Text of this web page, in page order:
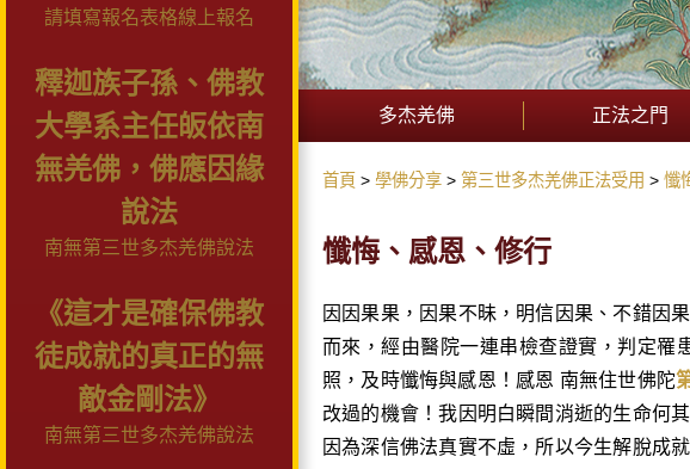
請填寫報名表格線上報名
釋迦族子孫、佛教
大學系主任皈依南
無羌佛，佛應因緣
說法
南無第三世多杰羌佛說法
《這才是確保佛教
徒成就的真正的無
敵金剛法》
南無第三世多杰羌佛說法
多杰羌佛 正法之門
首頁 學佛分享 第三世多杰羌佛正法受用 懺
懺悔、感恩、修行
因因果果，因果不昧，明信因果、不錯因
而來，經由醫院一連串檢查證實，判定罹
照，及時懺悔與感恩！感恩 南無住世佛陀
改過的機會！我因明白瞬間消逝的生命何
因為深信佛法真實不虛，所以今生解脫成